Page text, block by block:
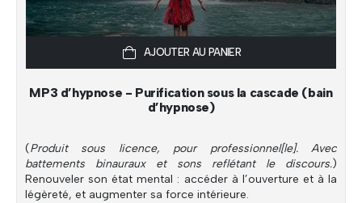
AJOUTER AU PANIER
MP3 d’hypnose - Purification sous la cascade (bain
d’hypnose)
(Produit sous licence, pour professionnel[le]. Avec
battements binauraux et sons reflétant le discours.)
Renouveler son état mental : accéder à l’ouverture et à la
légèreté, et augmenter sa force intérieure.